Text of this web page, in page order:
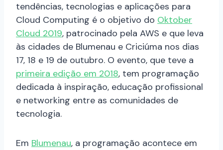
tendências, tecnologias e aplicações para
Cloud Computing é o objetivo do Oktober
Cloud 2019, patrocinado pela AWS e que leva
às cidades de Blumenau e Criciúma nos dias
17, 18 e 19 de outubro. O evento, que teve a
primeira edição em 2018, tem programação
dedicada à inspiração, educação profissional
e networking entre as comunidades de
tecnologia.
Em Blumenau, a programação acontece em